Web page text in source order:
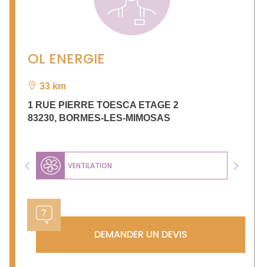
OL ENERGIE
33 km
1 RUE PIERRE TOESCA ETAGE 2
83230, BORMES-LES-MIMOSAS
VENTILATION
Previous Next
DEMANDER UN DEVIS